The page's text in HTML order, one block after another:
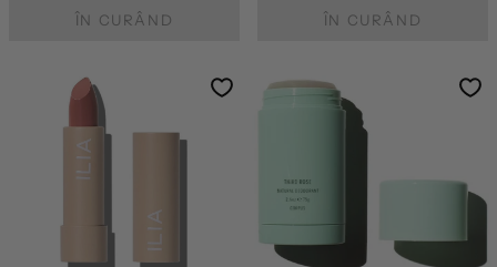
ÎN CURÂND ÎN CURÂND